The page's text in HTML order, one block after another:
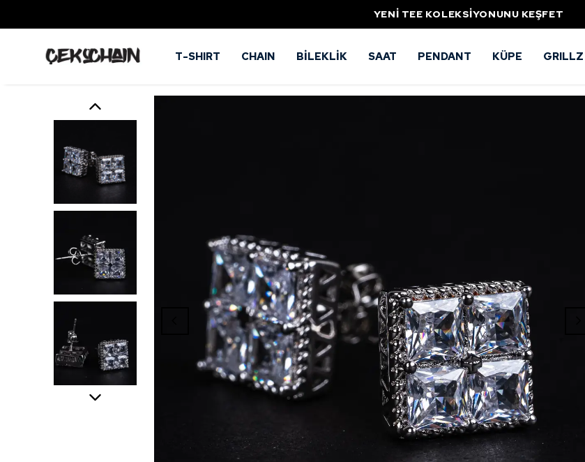
YENİ TEE KOLEKSİYONUNU KEŞFET
T-SHIRT CHAIN BİLEKLİK SAAT PENDANT KÜPE GRILLZ